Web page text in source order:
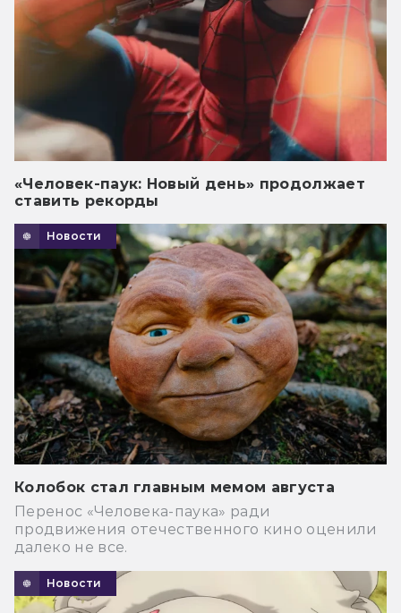
«Человек-паук: Новый день» продолжает
ставить рекорды
Новости
Колобок стал главным мемом августа
Перенос «Человека-паука» ради
продвижения отечественного кино оценили
далеко не все.
Новости